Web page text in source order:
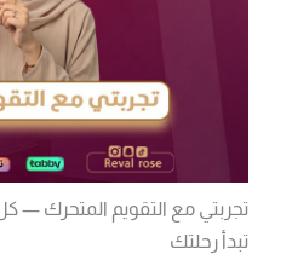
تجربتي مع التقويم المتحرك —
تبدأ رحلتك